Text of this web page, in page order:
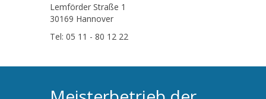
Lemförder Straße 1
30169 Hannover
Tel: 05 11 - 80 12 22